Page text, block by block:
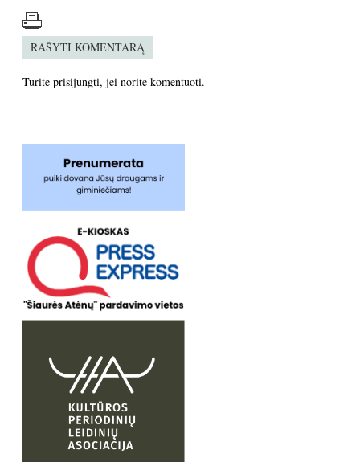
RAŠYTI KOMENTARĄ
Turite prisijungti, jei norite komentuoti.